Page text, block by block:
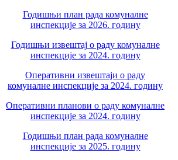
Годишњи план рада комуналне
инспекције за 2026. годину
Годишњи извештај о раду комуналне
инспекције за 2024. годину
Оперативни извештаји о раду
комуналне инспекције за 2024. годину
Оперативни планови о раду комуналне
инспекције за 2024. годину
Годишњи план рада комуналне
инспекције за 2025. годину